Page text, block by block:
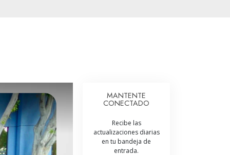
Iniciales Ayudas para Enfermedades y Lesiones
La Integridad y la Honestidad
El Matrimonio
La Escala Tonal Emocional
MANTENTE
CONECTADO
Recibe las
actualizaciones diarias
en tu bandeja de
entrada.